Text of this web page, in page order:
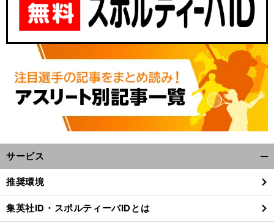
サービス
閉
る
推奨環境
集英社ID・スポルティーバIDとは